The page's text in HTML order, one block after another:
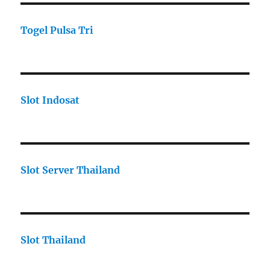
Togel Pulsa Tri
Slot Indosat
Slot Server Thailand
Slot Thailand